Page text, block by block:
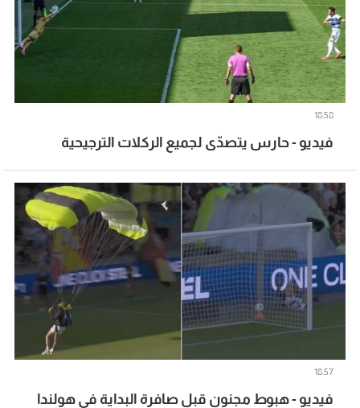
فيديو - حارس يتصدّى لجميع الركلات الترجيحية
18:58
فيديو - هبوط مجنون قبل صافرة البداية في هولندا
18:57